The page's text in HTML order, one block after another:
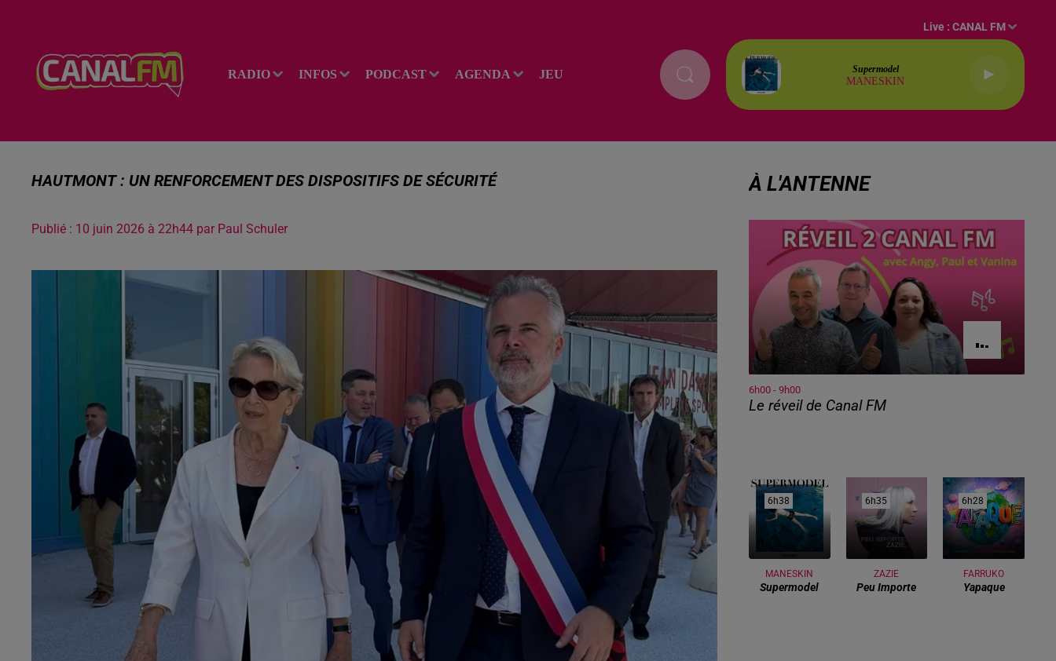
RADIO INFOS PODCAST AGENDA JEU
Live :CANAL FM
Supermodel
MANESKIN
HAUTMONT : UN RENFORCEMENT DES DISPOSITIFS DE SÉCURITÉ
Publié : 10 juin 2026 à 22h44 par Paul Schuler
À L'ANTENNE
0h00 - 6h00
Les hits de Canal FM
5h00 - 6h00
Le Before du Réveil de Canal FM !
6h00 - 9h00
Le réveil de Canal FM
6h38
6h38
MANESKIN
Supermodel
6h35
6h35
ZAZIE
Peu Importe
6h28
6h28
FARRUKO
Yapaque